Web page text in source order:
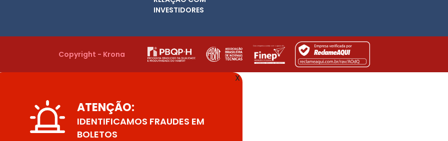
INVESTIDORES
Copyright - Krona
X
ATENÇÃO:
IDENTIFICAMOS FRAUDES EM
BOLETOS